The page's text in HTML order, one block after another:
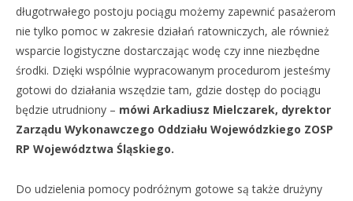
długotrwałego postoju pociągu możemy zapewnić pasażerom
nie tylko pomoc w zakresie działań ratowniczych, ale również
wsparcie logistyczne dostarczając wodę czy inne niezbędne
środki. Dzięki wspólnie wypracowanym procedurom jesteśmy
gotowi do działania wszędzie tam, gdzie dostęp do pociągu
będzie utrudniony – mówi Arkadiusz Mielczarek, dyrektor
Zarządu Wykonawczego Oddziału Wojewódzkiego ZOSP
RP Województwa Śląskiego.
Do udzielenia pomocy podróżnym gotowe są także drużyny